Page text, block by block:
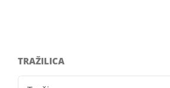
TRAŽILICA